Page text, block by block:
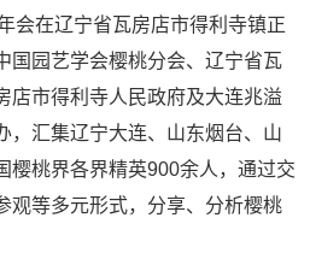
会在辽宁省瓦房店市得利寺镇正
国园艺学会樱桃分会、辽宁省瓦
店市得利寺人民政府及大连兆溢
，汇集辽宁大连、山东烟台、山
樱桃界各界精英900余人，通过交
观等多元形式，分享、分析樱桃